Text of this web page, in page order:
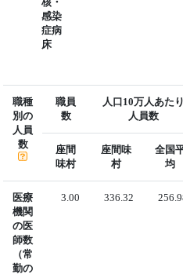
感染
症病
床
職種
別の
人員
数
職員
数
人口10万人あたり
人員数
座間
味村
座間味
村
全国
均
医療
機関
の医
師数
（常
勤の
3.00 336.32